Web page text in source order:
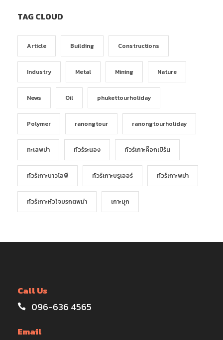
TAG CLOUD
Article Building Constructions
Industry Metal Mining Nature
News Oil phukettourholiday
Polymer ranongtour ranongtourholiday
ทะเลพม่า ทัวร์ระนอง ทัวร์เกาะค๊อกเบิร์น
ทัวร์เกาะนาวโอพี ทัวร์เกาะบรูเออร์ ทัวร์เกาะพม่า
ทัวร์เกาะหัวใจมรกตพม่า เกาะมุก
Call Us
096-636 4565
Email